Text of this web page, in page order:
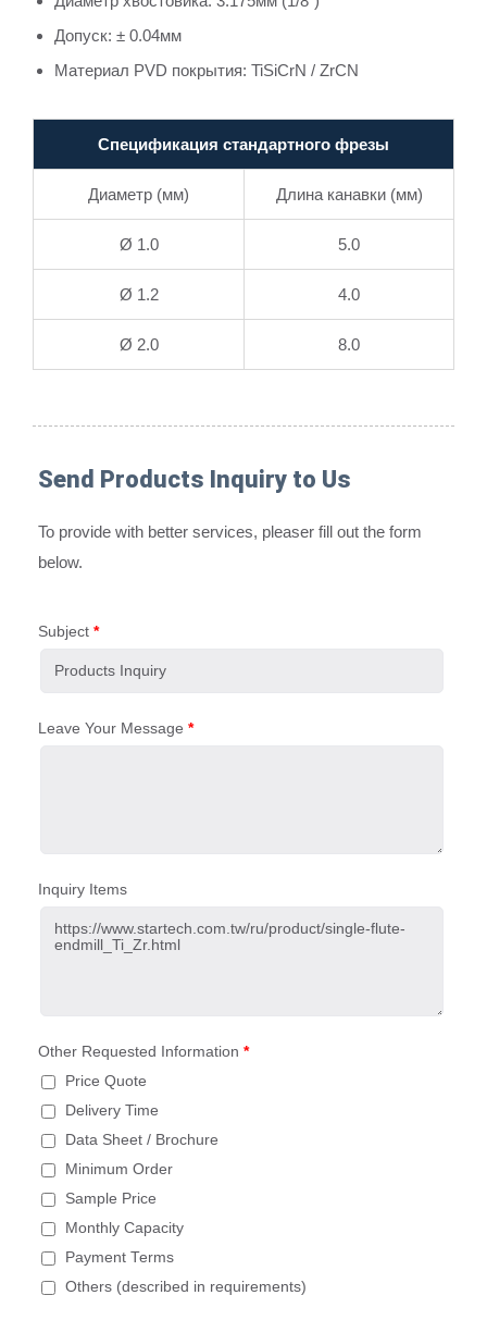
Допуск: ± 0.04мм
Материал PVD покрытия: TiSiCrN / ZrCN
Спецификация стандартного фрезы
Диаметр (мм) Длина канавки (мм)
Ø 1.0 5.0
Ø 1.2 4.0
Ø 2.0 8.0